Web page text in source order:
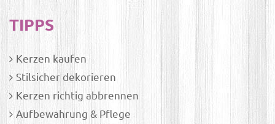
TIPPS
Kerzen kaufen
Stilsicher dekorieren
Kerzen richtig abbrennen
Aufbewahrung & Pflege